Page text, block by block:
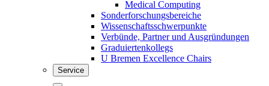
Medical Computing
Sonderforschungsbereiche
Wissenschaftsschwerpunkte
Verbünde, Partner und Ausgründungen
Graduiertenkollegs
U Bremen Excellence Chairs
Service